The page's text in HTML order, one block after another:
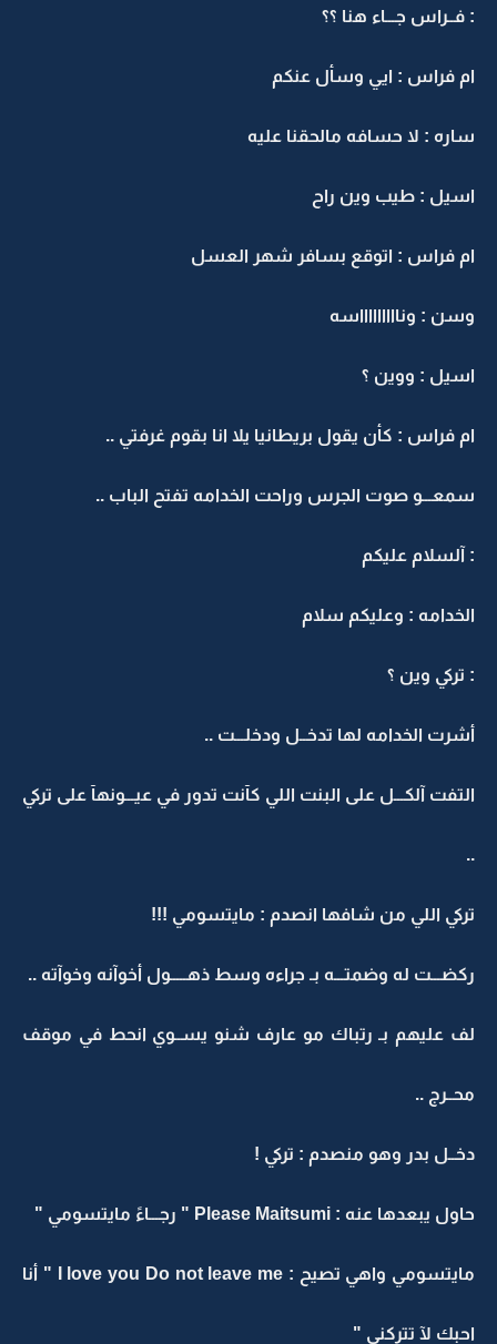
: فــراس جـــاء هنا ؟؟
ام فراس : ايي وسأل عنكم
ساره : لا حسافه مالحقنا عليه
اسيل : طيب وين راح
ام فراس : اتوقع بسافر شهر العسل
وسن : وناااااااااسه
اسيل : ووين ؟
ام فراس : كأن يقول بريطانيا يلا انا بقوم غرفتي ..
سمعـــو صوت الجرس وراحت الخدامه تفتح الباب ..
: آلسلام عليكم
الخدامه : وعليكم سلام
: تركي وين ؟
أشرت الخدامه لها تدخــل ودخلـــت ..
التفت آلكـــل على البنت اللي كآنت تدور في عيـــونهآ على تركي
..
تركي اللي من شافها انصدم : مايتسومي !!!
ركضـــت له وضمتـــه بـ جراءه وسط ذهـــــول أخوآنه وخوآته ..
لف عليهم بـ رتباك مو عارف شنو يســوي انحط في موقف
محــرج ..
دخــل بدر وهو منصدم : تركي !
حاول يبعدها عنه : Please Maitsumi " رجـــاءً مايتسومي "
مايتسومي واهي تصيح : I love you Do not leave me " أنا
احبك لآ تتركني "